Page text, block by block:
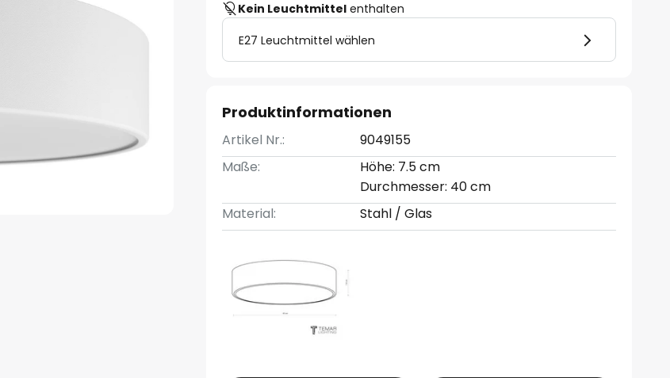
Kein Leuchtmittel enthalten
E27 Leuchtmittel wählen
Produktinformationen
Artikel Nr.:
9049155
Maße:
Höhe: 7.5 cm
Durchmesser: 40 cm
Material:
Stahl / Glas